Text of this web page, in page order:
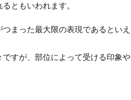
ともいわれます。
まった最大限の表現であるといえ
すが、部位によって受ける印象や